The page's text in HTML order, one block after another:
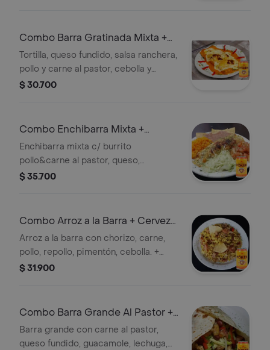
Combo Barra Gratinada Mixta +
Cerveza Poker
Tortilla, queso fundido, salsa ranchera,
pollo y carne al pastor, cebolla y
pimentón + Cerveza poker en lata 330
$ 30.700
Combo Enchibarra Mixta +
Cerveza Poker
Enchibarra mixta c/ burrito
pollo&carne al pastor, queso,
guacamole, lechuga, arroz, frijol,
$ 35.700
Combo Arroz a la Barra + Cerveza
Poker
Arroz a la barra con chorizo, carne,
pollo, repollo, pimentón, cebolla. +
Cerveza poker en lata 330 ml.
$ 31.900
Combo Barra Grande Al Pastor +
Cerveza Poker
Barra grande con carne al pastor,
queso fundido, guacamole, lechuga,